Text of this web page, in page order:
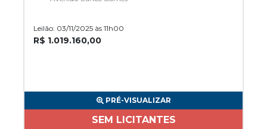
Leilão: 03/11/2025 às 11h00
R$ 1.019.160,00
PRÉ-VISUALIZAR
SEM LICITANTES